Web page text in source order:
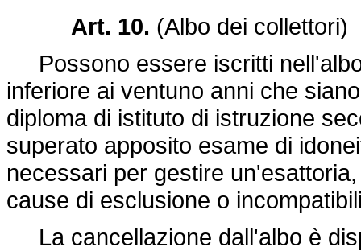
Art. 10. (Albo dei collettori)
Possono essere iscritti
inferiore ai ventuno anni che
diploma di istituto di istruzione
superato apposito esame di
necessari per gestire
cause di esclusione o
La cancellazione dall'albo è